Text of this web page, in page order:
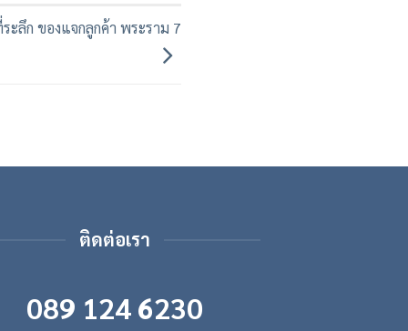
ะลึก ของแจกลูกค้า พระราม 7
ติดต่อเรา
089 124 6230